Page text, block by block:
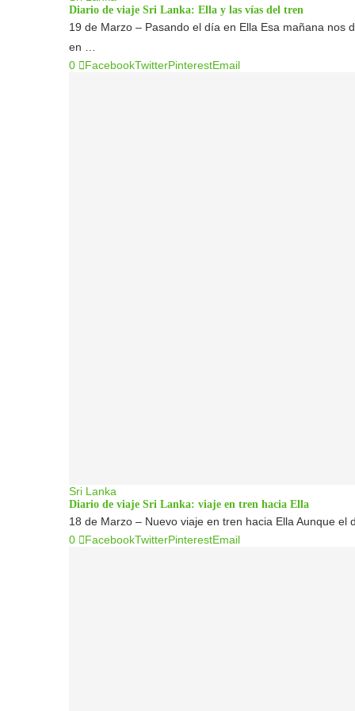
Diario de viaje Sri Lanka: Ella y las vías del tren
19 de Marzo – Pasando el día en Ella Esa mañana nos
en …
0
FacebookTwitterPinterestEmail
Sri Lanka
Diario de viaje Sri Lanka: viaje en tren hacia Ella
18 de Marzo – Nuevo viaje en tren hacia Ella Aunque
0
FacebookTwitterPinterestEmail